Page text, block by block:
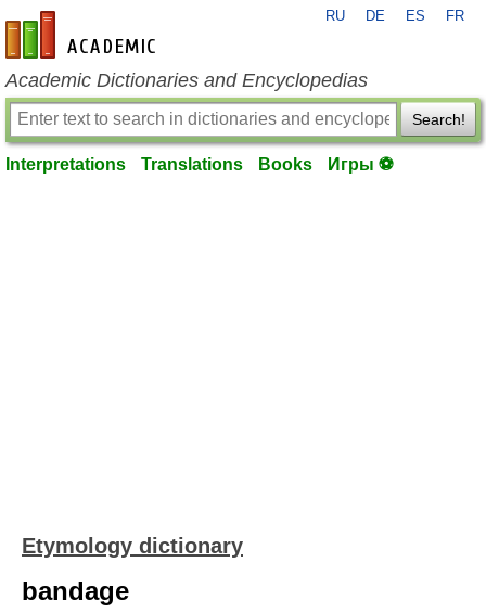
en-academic.com
RU DE ES FR
Academic Dictionaries and Encyclopedias
Search!
Interpretations Translations Books Игры ⚽
Etymology dictionary
bandage